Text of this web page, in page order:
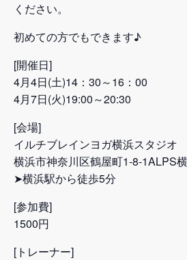
ください。
初めての方でもできます♪
[開催日]
4月4日(土)14：30～16：00
4月7日(火)19:00～20:30
[会場]
イルチブレインヨガ横浜スタジオ
横浜市神奈川区鶴屋町1-8-1ALPS
➤横浜駅から徒歩5分
[参加費]
1500円
[トレーナー]